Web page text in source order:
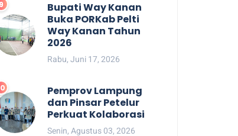
Bupati Way Kanan
Buka PORKab Pelti
Way Kanan Tahun
2026
Rabu, Juni 17, 2026
Pemprov Lampung
dan Pinsar Petelur
Perkuat Kolaborasi
Senin, Agustus 03, 2026